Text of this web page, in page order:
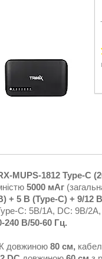
MUPS-1812 Type-C
5000 мАг
+ 5 В (Type-C) + 9/12
C: 5В/1А, DC: 9В/
240 В/50-60 Гц.
довжиною 80 см,